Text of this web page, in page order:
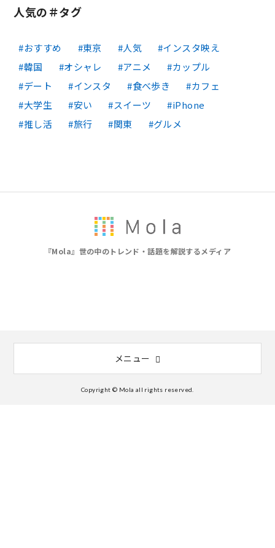
人気の＃タグ
おすすめ 東京 人気
インスタ映え
韓国
オシャレ アニメ
カップル
デート
インスタ 食べ歩き
カフェ
大学生
安い スイーツ
iPhone
推し活
旅行 関東 グルメ
『Mola』世の中のトレンド・話題を解説するメディア
メニュー
Copyright © Mola all rights reserved.